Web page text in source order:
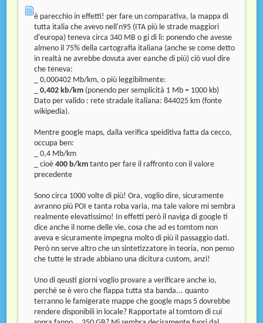
è parecchio in effetti! per fare un comparativa, la mappa di
tutta italia che avevo nell'n95 (ITA più le strade maggiori
d'europa) teneva circa 340 MB o gi di lì: ponendo che avesse
almeno il 75% della cartografia italiana (anche se come detto
in realtà ne avrebbe dovuta aver eanche di più) ciò vuol dire
che teneva:
_ 0,000402 Mb/km, o più leggibilmente:
_0,402 kb/km (ponendo per semplicità 1 Mb = 1000 kb)
Dato per valido : rete stradale italiana: 844025 km (fonte
wikipedia).
Mentre google maps, dalla verifica speiditiva fatta da cecco,
occupa ben:
_ 0,4 Mb/km
_ cioè400 b/km tanto per fare il raffronto con il valore
precedente
Sono circa 1000 volte di più! Ora, voglio dire, sicuramente
avranno più POI e tanta roba varia, ma tale valore mi sembra
realmente elevatissimo! In effetti però il naviga di google ti
dice anche il nome delle vie, cosa che ad es tomtom non
aveva e sicuramente impegna molto di più il passaggio dati.
Però nn serve altro che un sintetizzatore in teoria, non penso
che tutte le strade abbiano una dicitura custom, anzi!
Uno di qeusti giorni voglio provare a verificare anche io,
perchè se è vero che flappa tutta sta banda... quanto
terranno le famigerate mappe che google maps 5 dovrebbe
rendere disponibili in locale? Rapportate al tomtom di cui